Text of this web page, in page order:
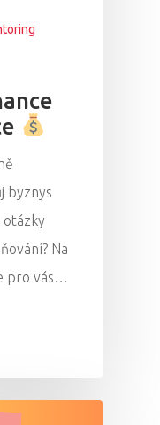
byznys
otázky
Na
pro vás…